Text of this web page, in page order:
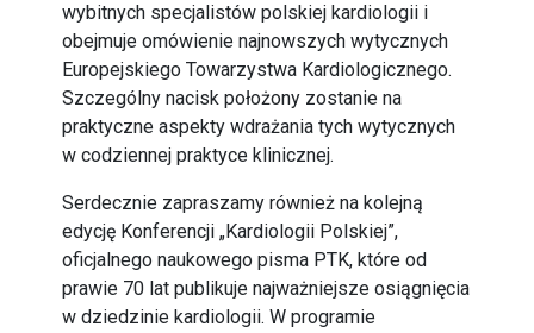
wybitnych specjalistów polskiej kardiologii i
obejmuje omówienie najnowszych wytycznych
Europejskiego Towarzystwa Kardiologicznego.
Szczególny nacisk położony zostanie na
praktyczne aspekty wdrażania tych wytycznych
w codziennej praktyce klinicznej.
Serdecznie zapraszamy również na kolejną
edycję Konferencji „Kardiologii Polskiej”,
oficjalnego naukowego pisma PTK, które od
prawie 70 lat publikuje najważniejsze osiągnięcia
w dziedzinie kardiologii. W programie